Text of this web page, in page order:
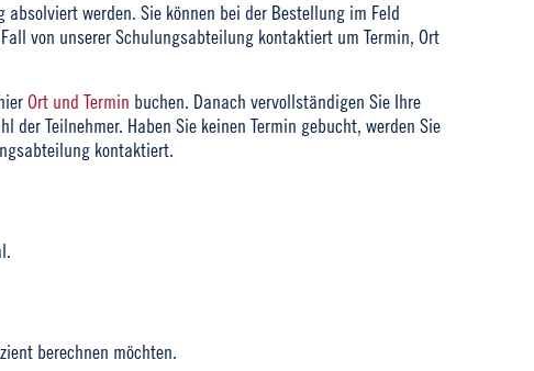
werden. Sie können bei der Bestellung im Feld
von unserer Schulungsabteilung kontaktiert um Termin, Ort
Ort und Termin buchen. Danach vervollständigen Sie Ihre
Teilnehmer. Haben Sie keinen Termin gebucht, werden Sie
kontaktiert.
berechnen möchten.